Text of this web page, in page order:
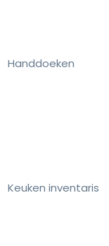
Handdoeken
Keuken inventaris